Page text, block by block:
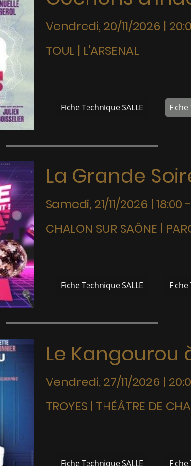
Vendredi, 20/11/2026 |
TOUL | L'ARSENAL
Fiche
Fiche Technique SALLE
La Grande
Samedi, 21/11/2026 | 18:00
CHALON SUR SAÔNE |
Fiche
Fiche Technique SALLE
Le Kangourou
Vendredi, 27/11/2026 |
TROYES | THÉÂTRE DE
Fiche
Fiche Technique SALLE